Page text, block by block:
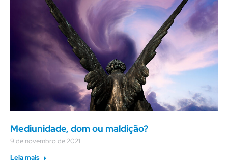
Mediunidade, dom ou maldição?
9 de novembro de 2021
Leia mais